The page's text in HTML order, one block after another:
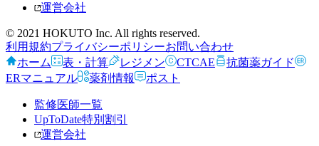
運営会社
© 2021 HOKUTO Inc. All rights reserved.
利用規約プライバシーポリシーお問い合わせ
ホーム
表・計算 レジメン CTCAE
抗菌薬ガイド
ERマニュアル
薬剤情報 ポスト
監修医師一覧
UpToDate特別割引
運営会社